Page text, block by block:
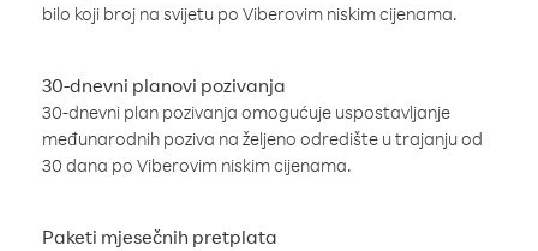
bilo koji broj na svijetu po Viberovim niskim cijenama.
30-dnevni planovi pozivanja
30-dnevni plan pozivanja omogućuje uspostavljanje
međunarodnih poziva na željeno odredište u trajanju od
30 dana po Viberovim niskim cijenama.
Paketi mjesečnih pretplata